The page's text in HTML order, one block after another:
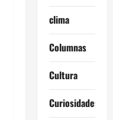
clima
Columnas
Cultura
Curiosidades